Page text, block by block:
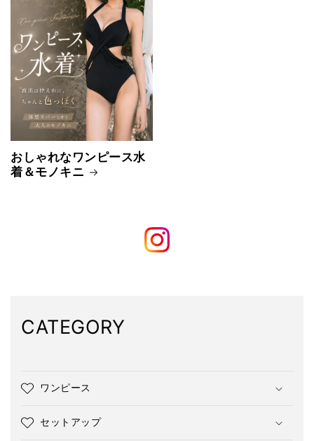
おしゃれなワンピース水
着＆モノキニ
CATEGORY
ワンピース
セットアップ